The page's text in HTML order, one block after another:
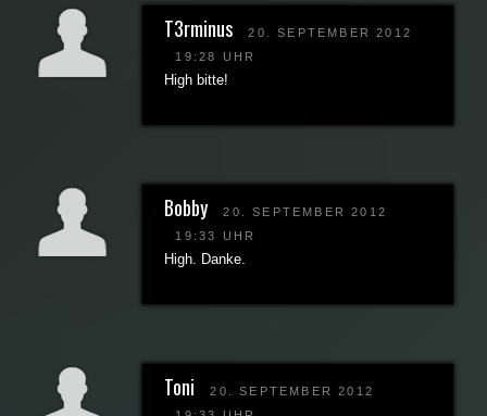
T3rminus
20. SEPTEMBER 2012
19:28 UHR
High bitte!
Bobby
20. SEPTEMBER 2012
19:33 UHR
High. Danke.
Toni
20. SEPTEMBER 2012